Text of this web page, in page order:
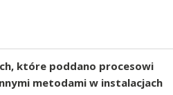
które poddano procesowi
metodami w instalacjach